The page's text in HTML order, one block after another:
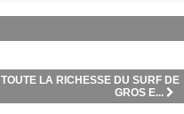
TOUTE LA RICHESSE DU SURF DE
GROS E...